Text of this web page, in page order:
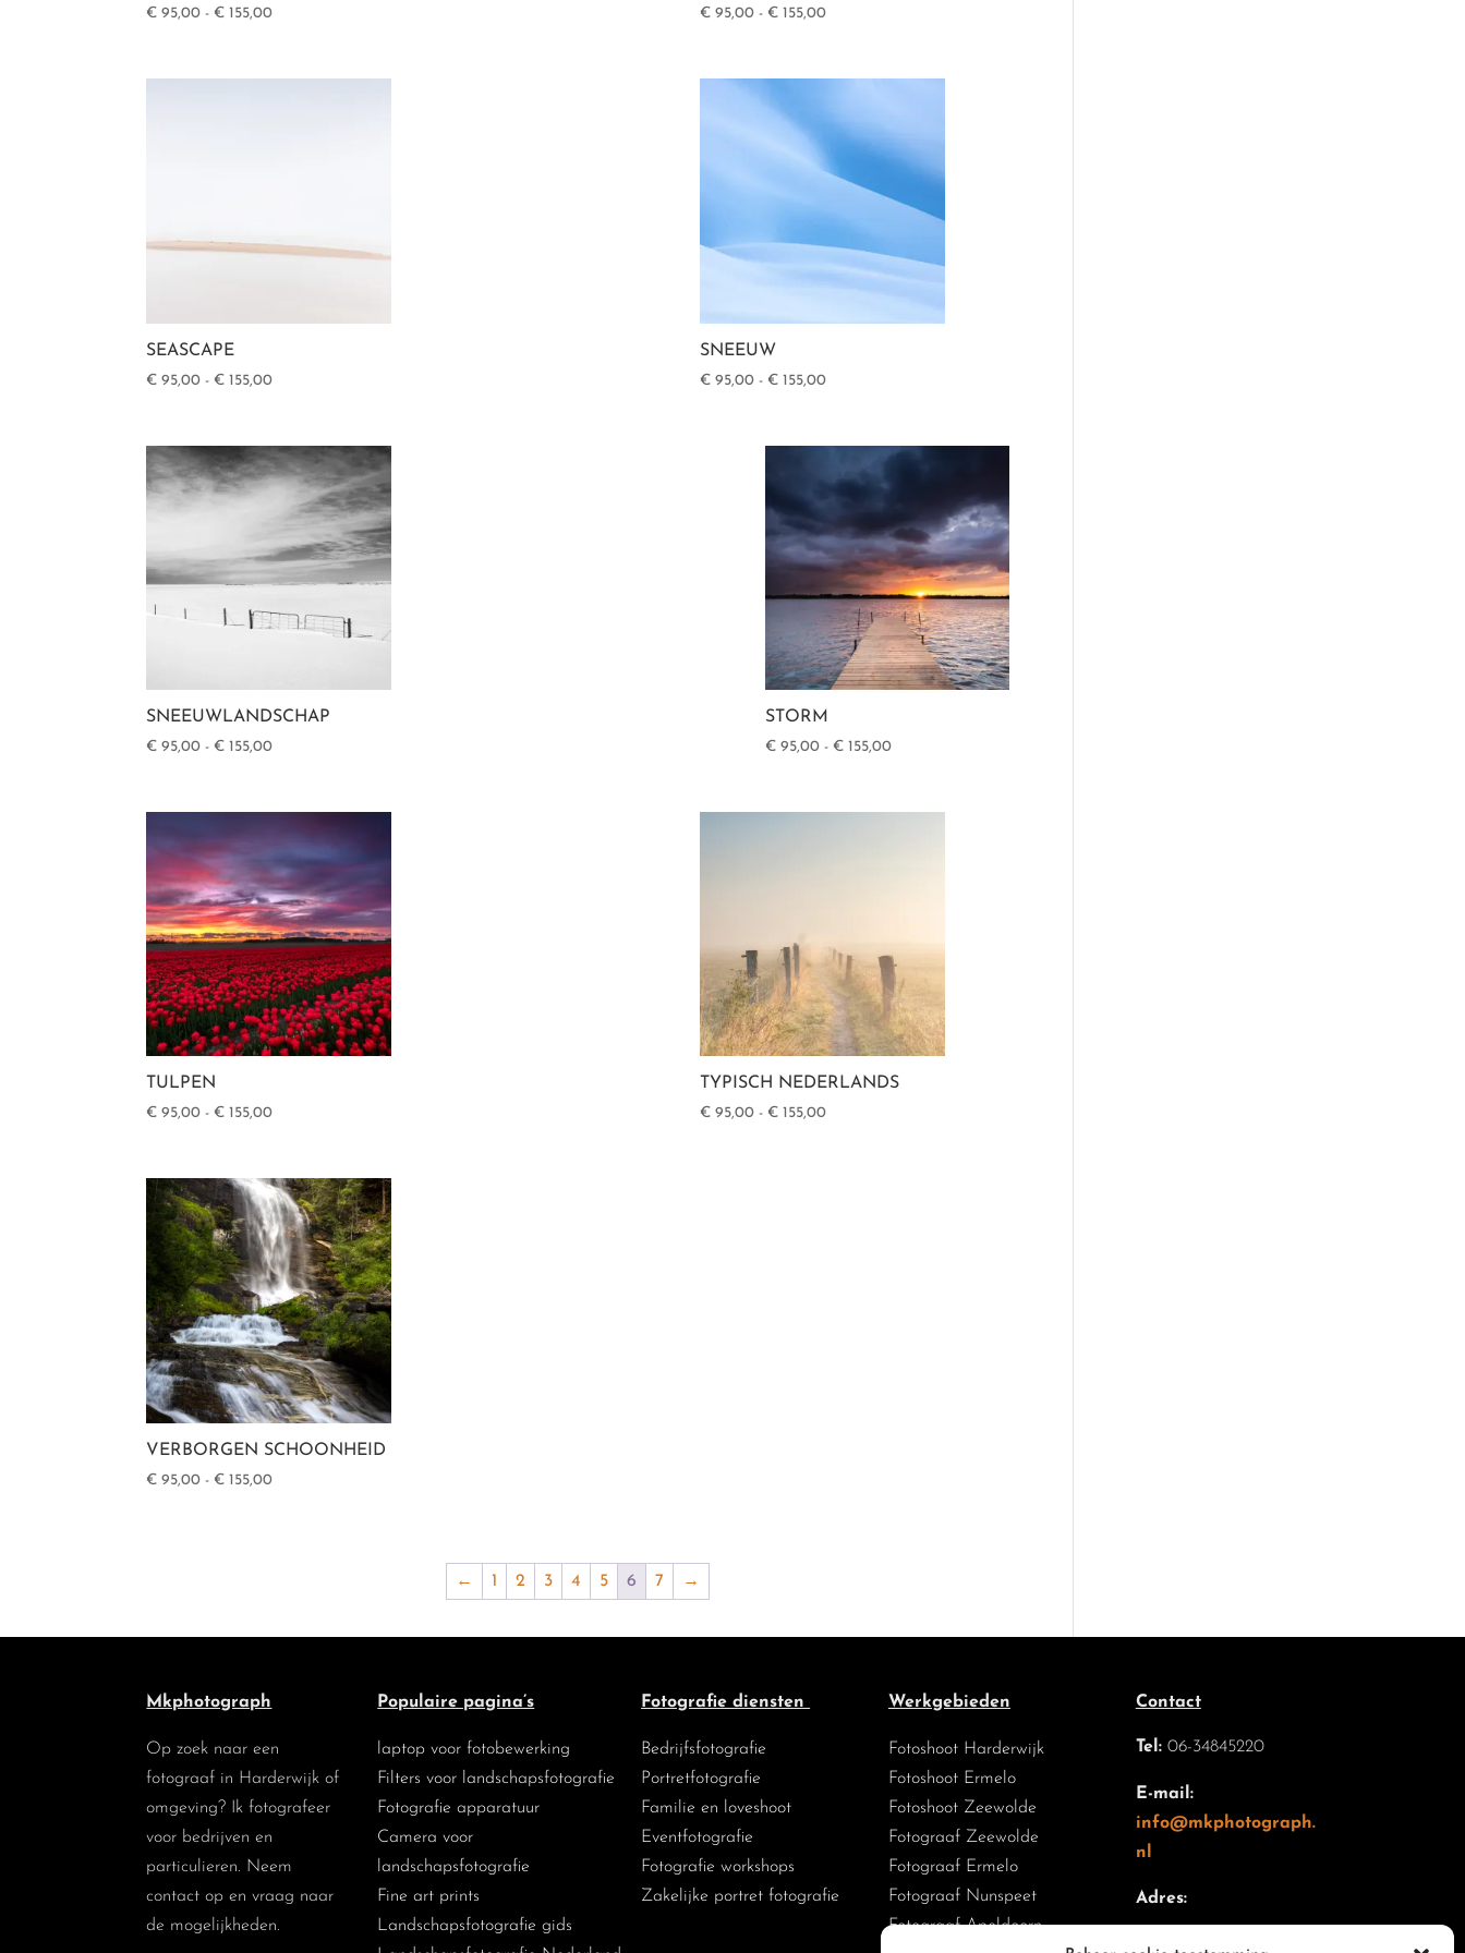
€ 95,00 - € 155,00Prijsklasse:
€ 95,00 - € 155,00Prijsklasse:
SEASCAPE
€ 95,00 - € 155,00Prijsklasse:
€ 155,00
SNEEUW
€ 95,00 - € 155,00Prijsklasse:
SNEEUWLANDSCHAP
€ 95,00 - € 155,00Prijsklasse:
STORM
€95,00 - €155,00Prijsklasse:
TULPEN
€ 95,00 - € 155,00Prijsklasse:
€ 155,00
TYPISCH NEDERLANDS
€ 95,00 - € 155,00Prijsklasse:
VERBORGEN SCHOONHEID
€ 95,00 - € 155,00Prijsklasse:
← 1 2 3 4 5 6 7 →
Mkphotograph
Op zoek naar een
fotograaf in Harderwijk of
omgeving? Ik fotografeer
voor bedrijven en
particulieren. Neem
contact op en vraag naar
de mogelijkheden.
Populaire pagina’s
laptop voor fotobewerking
Filters voor landschapsfotografie
Fotografie apparatuur
Camera voor
landschapsfotografie
Fine art prints
Landschapsfotografie gids
Fotografie diensten
Bedrijfsfotografie
Portretfotografie
Familie en loveshoot
Eventfotografie
Fotografie workshops
Zakelijke portret fotografie
Werkgebieden
Fotoshoot Harderwijk
Fotoshoot Ermelo
Fotoshoot Zeewolde
Fotograaf Zeewolde
Fotograaf Ermelo
Fotograaf Nunspeet
Fotograaf Apeldoorn
Contact
Tel: 06-34845220
E-mail:
info@mkphotograph.
nl
Adres:
Jan Luykenlaan 38